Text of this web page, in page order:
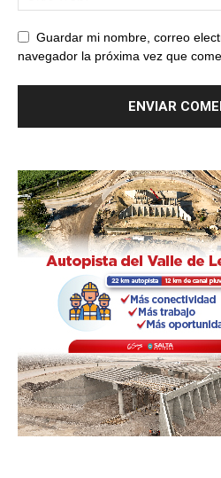
Guardar mi nombre, correo
navegador la próxima vez que